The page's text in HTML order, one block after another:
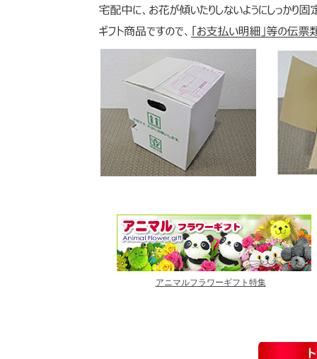
アニマルフラワーギフト特集